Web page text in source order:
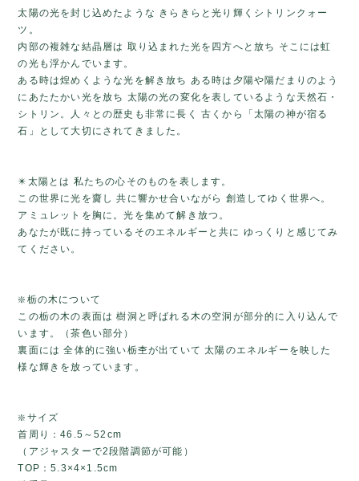
太陽の光を封じ込めたような きらきらと光り輝くシトリンクォー
ツ。
内部の複雑な結晶層は 取り込まれた光を四方へと放ち そこには虹
の光も浮かんでいます。
ある時は煌めくような光を解き放ち ある時は夕陽や陽だまりのよう
にあたたかい光を放ち 太陽の光の変化を表しているような天然石・
シトリン。人々との歴史も非常に長く 古くから「太陽の神が宿る
石」として大切にされてきました。
✴️太陽とは 私たちの心そのものを表します。
この世界に光を齎し 共に響かせ合いながら 創造してゆく世界へ。
アミュレットを胸に。光を集めて解き放つ。
あなたが既に持っているそのエネルギーと共に ゆっくりと感じてみ
てください。
❇️栃の木について
この栃の木の表面は 樹洞と呼ばれる木の空洞が部分的に入り込んで
います。（茶色い部分）
裏面には 全体的に強い栃杢が出ていて 太陽のエネルギーを映した
様な輝きを放っています。
❇️サイズ
首周り：46.5～52cm
（アジャスターで2段階調節が可能）
TOP：5.3×4×1.5cm